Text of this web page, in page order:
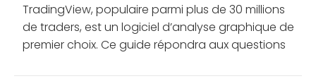
TradingView, populaire parmi plus de 30 millions
de traders, est un logiciel d’analyse graphique de
premier choix. Ce guide répondra aux questions